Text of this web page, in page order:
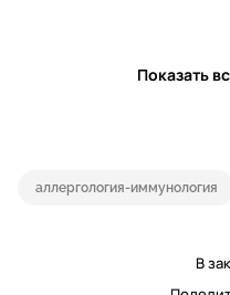
Показать
аллергология-иммунология
В